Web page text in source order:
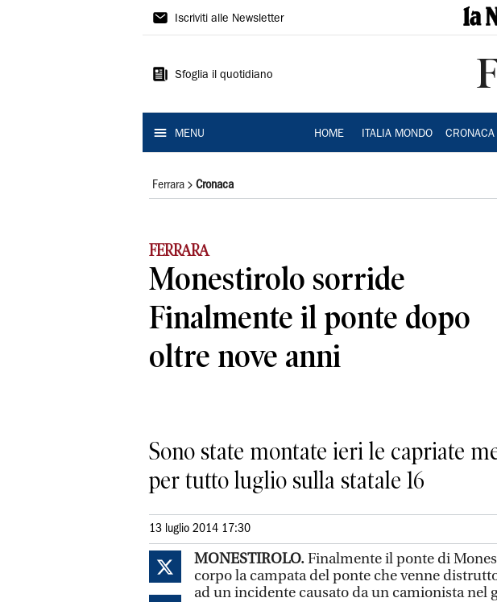
La
Ferrara
Iscriviti alle Newsletter
Sfoglia il quotidiano
MENU HOME ITALIA MONDO CRONACA
Ferrara Cronaca
FERRARA
Monestirolo sorride
Finalmente il ponte dopo
oltre nove anni
Sono state montate ieri le capriate
per tutto luglio sulla statale 16
13 luglio 2014 17:30
MONESTIROLO.Finalmente il ponte di
corpo la campata del ponte che venne
ad un incidente causato da un camionista nel